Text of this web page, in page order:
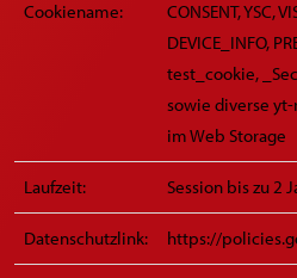
Cookiename:
CONSENT, YSC,
DEVICE_INFO,
test_cookie,
sowie diverse
im Web Storage
Laufzeit: Session bis zu 2
Datenschutzlink: https://